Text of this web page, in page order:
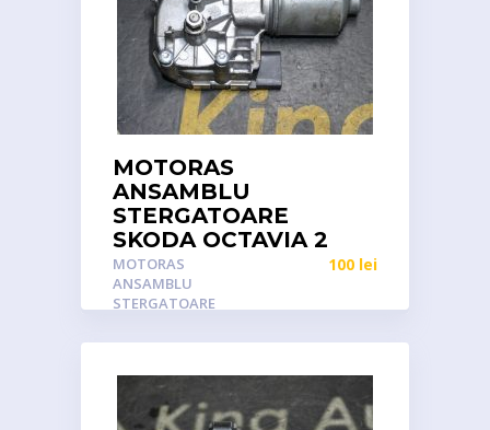
MOTORAS
ANSAMBLU
STERGATOARE
SKODA OCTAVIA 2
MOTORAS
ANSAMBLU
STERGATOARE
100 lei